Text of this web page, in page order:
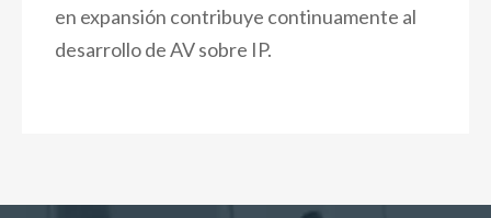
en expansión contribuye continuamente al
desarrollo de AV sobre IP.